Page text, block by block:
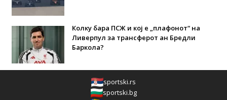
Колку бара ПСЖ и кој е „плафонот“ на
Ливерпул за трансферот ан Бредли
Баркола?
sportski.rs
sportski.bg